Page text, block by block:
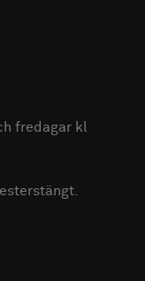
fredagar kl